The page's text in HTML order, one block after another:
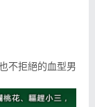
不拒絕的血型男